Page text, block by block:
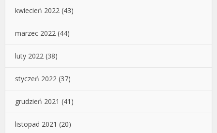
kwiecień 2022 (43)
marzec 2022 (44)
luty 2022 (38)
styczeń 2022 (37)
grudzień 2021 (41)
listopad 2021 (20)